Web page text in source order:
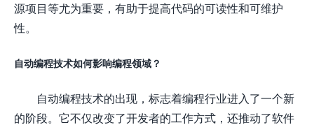
源项目等尤为重要，有助于提高代码的可读性和可维护
性。
自动编程技术如何影响编程领域？
自动编程技术的出现，标志着编程行业进入了一个新
的阶段。它不仅改变了开发者的工作方式，还推动了软件